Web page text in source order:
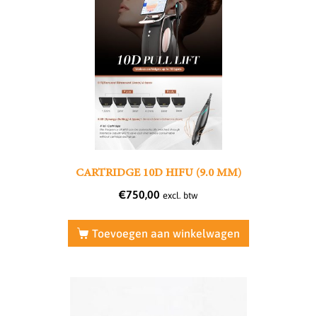
CARTRIDGE 10D HIFU (9.0 MM)
€750,00 excl. btw
Toevoegen aan winkelwagen